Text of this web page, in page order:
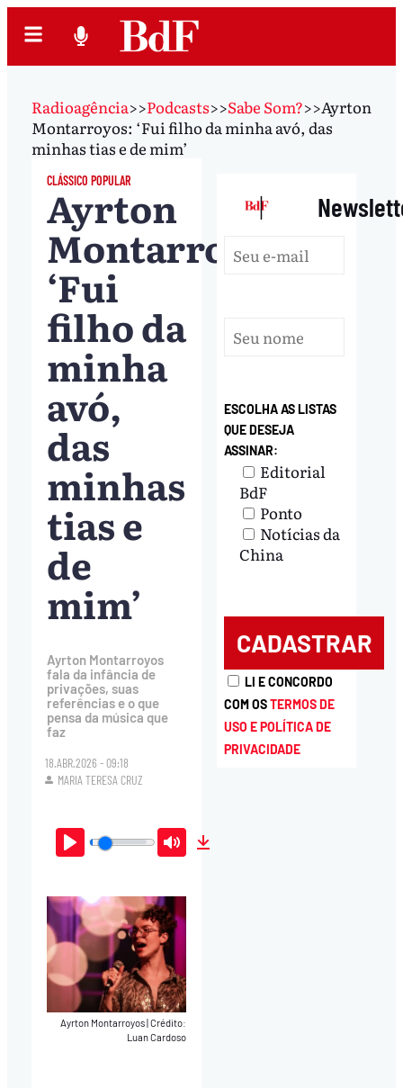
Radioagência>>Podcasts>>Sabe Som?>>Ayrton
Montarroyos: ‘Fui filho da minha avó, das
minhas tias e de mim’
CLÁSSICO POPULAR
Ayrton
Montarroyos:
‘Fui
filho da
minha
avó,
das
minhas
tias e
de
mim’
Ayrton Montarroyos
fala da infância de
privações, suas
referências e o que
pensa da música que
faz
18.ABR.2026 - 09:18
MARIA TERESA CRUZ
Play Mute
Ayrton Montarroyos|Crédito:
Luan Cardoso
|
ESCOLHA AS LISTAS
QUE DESEJA
ASSINAR:
Editorial
BdF
Ponto
Notícias da
China
LI E CONCORDO
COM OSTERMOS DE
USO E POLÍTICA DE
PRIVACIDADE